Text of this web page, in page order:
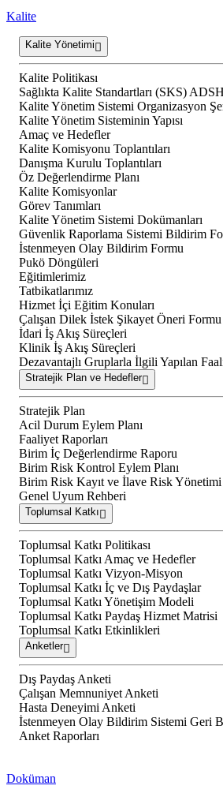
Kalite
Kalite Yönetimi
Kalite Politikası
Sağlıkta Kalite Standartları (SKS)
Kalite Yönetim Sistemi Organizasyon
Kalite Yönetim Sisteminin Yapısı
Amaç ve Hedefler
Kalite Komisyonu Toplantıları
Danışma Kurulu Toplantıları
Öz Değerlendirme Planı
Kalite Komisyonlar
Görev Tanımları
Kalite Yönetim Sistemi Dokümanları
Güvenlik Raporlama Sistemi Bildirim
İstenmeyen Olay Bildirim Formu
Pukö Döngüleri
Eğitimlerimiz
Tatbikatlarımız
Hizmet İçi Eğitim Konuları
Çalışan Dilek İstek Şikayet Öneri Formu
İdari İş Akış Süreçleri
Klinik İş Akış Süreçleri
Dezavantajlı Gruplarla İlgili Yapılan
Stratejik Plan ve Hedefler
Stratejik Plan
Acil Durum Eylem Planı
Faaliyet Raporları
Birim İç Değerlendirme Raporu
Birim Risk Kontrol Eylem Planı
Birim Risk Kayıt ve İlave Risk
Genel Uyum Rehberi
Toplumsal Katkı
Toplumsal Katkı Politikası
Toplumsal Katkı Amaç ve Hedefler
Toplumsal Katkı Vizyon-Misyon
Toplumsal Katkı İç ve Dış Paydaşlar
Toplumsal Katkı Yönetişim Modeli
Toplumsal Katkı Paydaş Hizmet Matrisi
Toplumsal Katkı Etkinlikleri
Anketler
Dış Paydaş Anketi
Çalışan Memnuniyet Anketi
Hasta Deneyimi Anketi
İstenmeyen Olay Bildirim Sistemi Geri
Anket Raporları
Doküman